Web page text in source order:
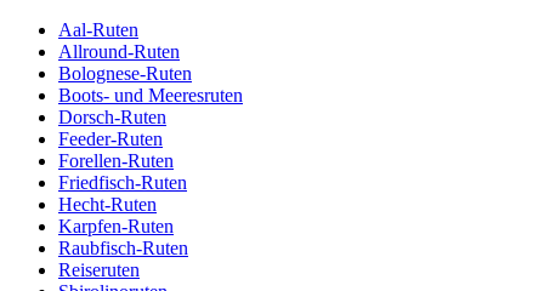
Aal-Ruten
Allround-Ruten
Bolognese-Ruten
Boots- und Meeresruten
Dorsch-Ruten
Feeder-Ruten
Forellen-Ruten
Friedfisch-Ruten
Hecht-Ruten
Karpfen-Ruten
Raubfisch-Ruten
Reiseruten